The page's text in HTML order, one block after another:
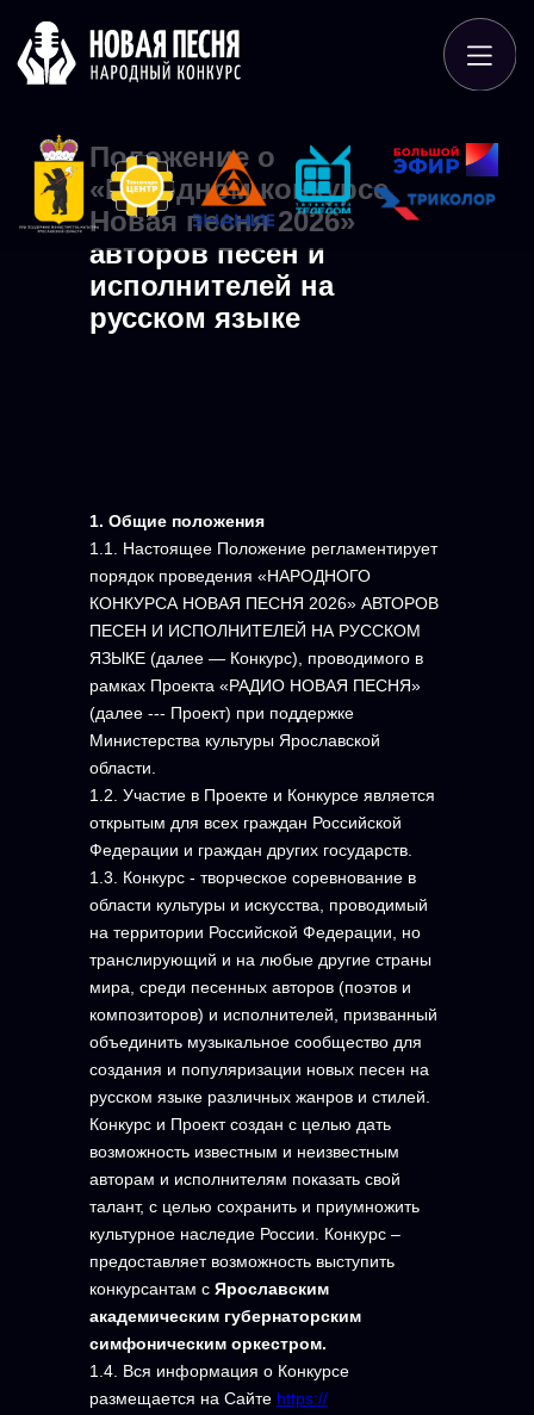
Положение о
«Народном конкурсе
Новая песня 2026»
авторов песен и
исполнителей на
русском языке
1. Общие положения
1.1. Настоящее Положение регламентирует
порядок проведения «НАРОДНОГО
КОНКУРСА НОВАЯ ПЕСНЯ 2026» АВТОРОВ
ПЕСЕН И ИСПОЛНИТЕЛЕЙ НА РУССКОМ
ЯЗЫКЕ (далее — Конкурс), проводимого в
рамках Проекта «РАДИО НОВАЯ ПЕСНЯ»
(далее --- Проект) при поддержке
Министерства культуры Ярославской
области.
1.2. Участие в Проекте и Конкурсе является
открытым для всех граждан Российской
Федерации и граждан других государств.
1.3. Конкурс - творческое соревнование в
области культуры и искусства, проводимый
на территории Российской Федерации, но
транслирующий и на любые другие страны
мира, среди песенных авторов (поэтов и
композиторов) и исполнителей, призванный
объединить музыкальное сообщество для
создания и популяризации новых песен на
русском языке различных жанров и стилей.
Конкурс и Проект создан с целью дать
возможность известным и неизвестным
авторам и исполнителям показать свой
талант, с целью сохранить и приумножить
культурное наследие России. Конкурс –
предоставляет возможность выступить
конкурсантам с Ярославским
академическим губернаторским
симфоническим оркестром.
1.4. Вся информация о Конкурсе
размещается на Сайте https://